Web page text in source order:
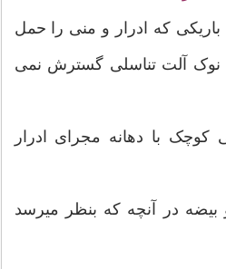
که ادرار و منی را حمل
نوک آلت تناسلی گسترش نمی
کوچک با دهانه مجرای ادرار
در آنچه که بنظر میرسد